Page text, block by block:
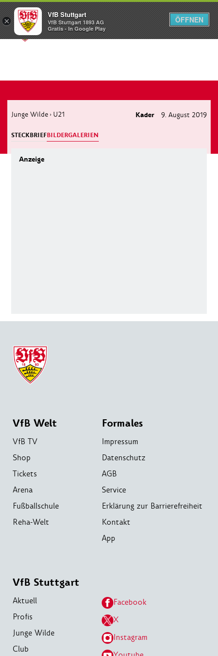
Menü
Junge Wilde › U21 Kader 9. August 2019
STECKBRIEFBILDERGALERIEN
VfB Welt
VfB TV
Shop
Tickets
Arena
Fußballschule
Reha-Welt
Formales
Impressum
Datenschutz
AGB
Service
Erklärung zur Barrierefreiheit
Kontakt
App
VfB Stuttgart
Aktuell
Profis
Junge Wilde
Club
Facebook
X
Instagram
×
VfB Stuttgart
VfB Stuttgart 1893 AG
Gratis - In Google Play
ÖFFNEN